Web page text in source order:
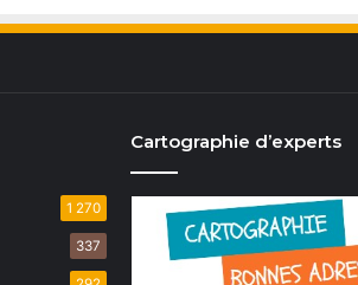
1 270
337
Cartographie d’experts